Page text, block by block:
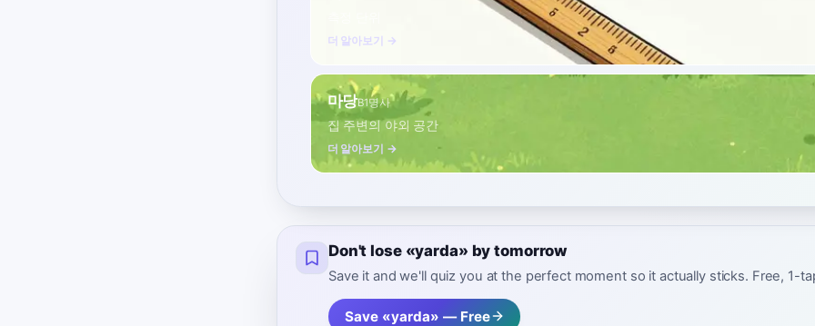
더 알아보기 →
마당B1명사
집 주변의 야외 공간
더 알아보기 →
Don't lose «yarda» by tomorrow
Save it and we'll quiz you at the perfect moment so it actually sticks. Free, 1-
Save «yarda» — Free